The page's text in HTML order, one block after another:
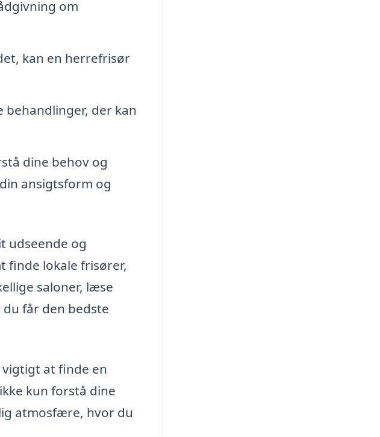
om
kan en herrefrisør
der kan
dine behov og
ansigtsform og
udseende og
finde lokale frisører,
saloner, læse
får den bedste
at finde en
kun forstå dine
atmosfære, hvor du